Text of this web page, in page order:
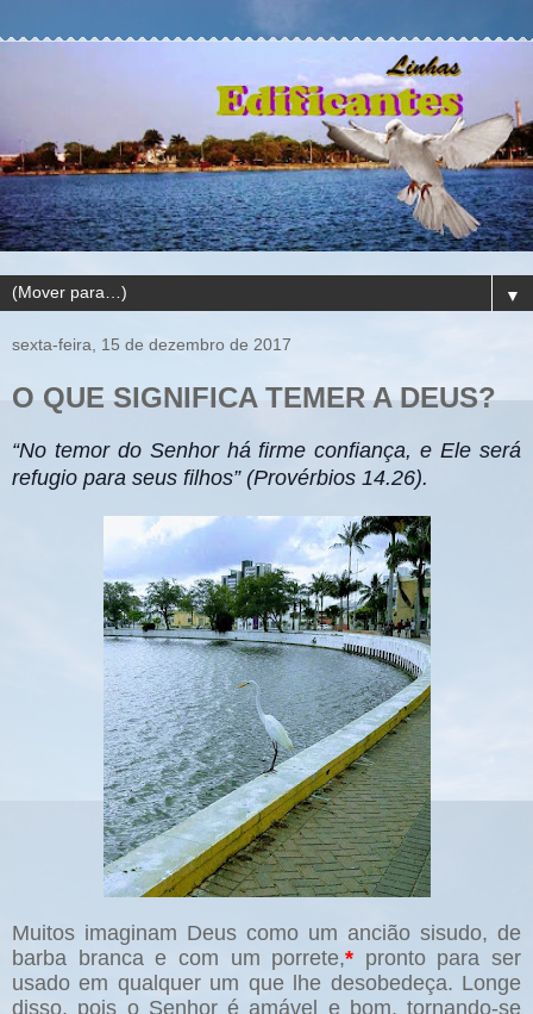
▼
sexta-feira, 15 de dezembro de 2017
O QUE SIGNIFICA TEMER A DEUS?
“No temor do Senhor há firme confiança, e Ele será
refugio para seus filhos” (Provérbios 14.26).
Muitos imaginam Deus como um ancião sisudo, de
barba branca e com um porrete,* pronto para ser
usado em qualquer um que lhe desobedeça. Longe
disso, pois o Senhor é amável e bom, tornando-se